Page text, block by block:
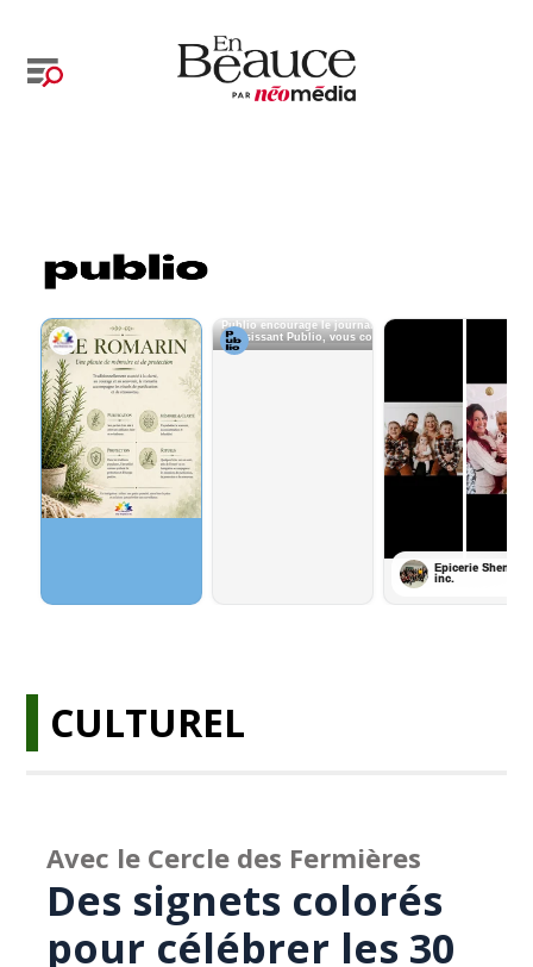
CULTUREL
Avec le Cercle des Fermières
Des signets colorés
pour célébrer les 30